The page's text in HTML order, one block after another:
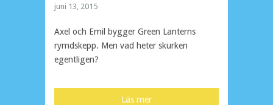
juni 13, 2015
Axel och Emil bygger Green Lanterns
rymdskepp. Men vad heter skurken
egentligen?
Läs mer